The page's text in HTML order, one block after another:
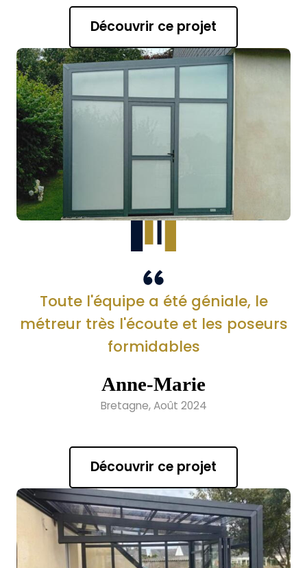
Découvrir ce projet
Toute l'équipe a été géniale, le
métreur très l'écoute et les poseurs
formidables
Anne-Marie
Bretagne, Août 2024
Découvrir ce projet